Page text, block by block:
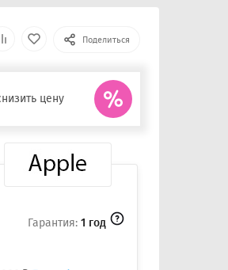
Поделиться
цену
Гарантия: 1 год